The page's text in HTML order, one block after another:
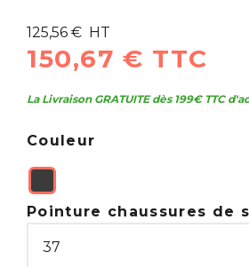
125,56 € HT
150,67 € TTC
La Livraison GRATUITE dès 199€ TTC
Couleur
Pointure chaussures de